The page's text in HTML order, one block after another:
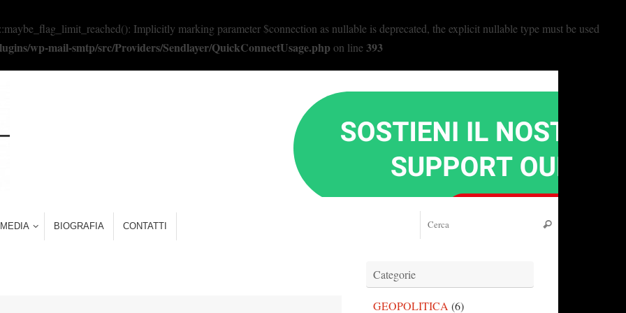
Implicitly marking parameter $connection as nullable is deprecated, the explicit nullable type must be used
wp-mail-smtp/src/Providers/Sendlayer/QuickConnectUsage.php on line393
MEDIA BIOGRAFIA CONTATTI Cerca
Categorie
GEOPOLITICA (6)